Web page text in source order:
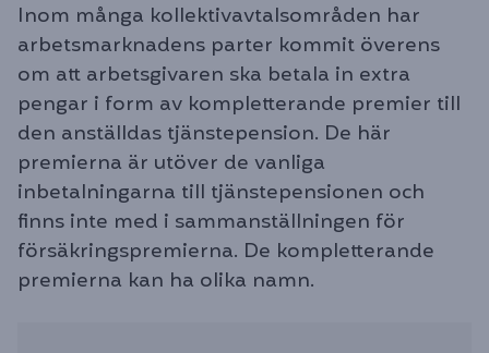
Inom många kollektivavtalsområden har
arbetsmarknadens parter kommit överens
om att arbetsgivaren ska betala in extra
pengar i form av kompletterande premier till
den anställdas tjänstepension. De här
premierna är utöver de vanliga
inbetalningarna till tjänstepensionen och
finns inte med i sammanställningen för
försäkringspremierna. De kompletterande
premierna kan ha olika namn.